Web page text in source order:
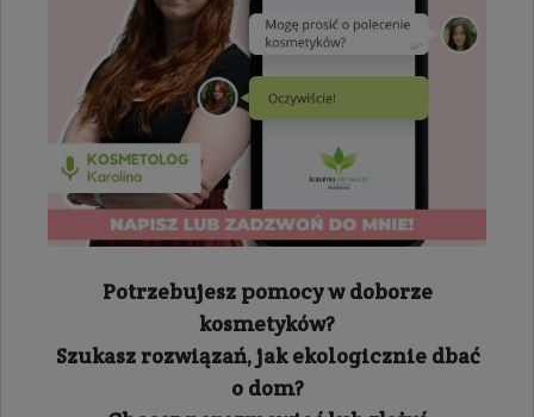
Potrzebujesz pomocy w doborze
kosmetyków?
Szukasz rozwiązań, jak ekologicznie dbać
o dom?